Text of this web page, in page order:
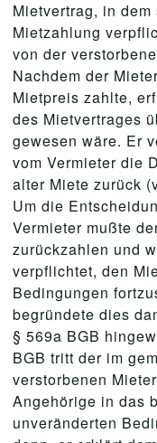
Mietvertrag, in
Mietzahlung
von der
Nachdem der
Mietpreis zahlte,
des Mietvertrages
gewesen wäre. Er
vom Vermieter die
alter Miete zurück
Um die
Vermieter mußte
zurückzahlen und
verpflichtet, den
Bedingungen
begründete dies
§ 569a BGB
BGB tritt der im
verstorbenen
Angehörige in das
unveränderten